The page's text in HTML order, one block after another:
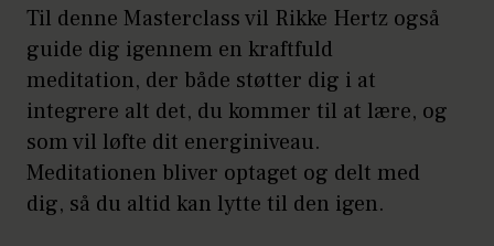
Tilmelding:Arrangementet koster
650 kroner og inkluderer også en
lækker goodiebag med ting til at
støtte din spirituelle udvikling fra
Rikke Hertz.
Tilmeld dig og læs mere på:
saloner.alt.dk
Til denne Masterclass vil Rikke Hertz også
guide dig igennem en kraftfuld
meditation, der både støtter dig i at
integrere alt det, du kommer til at lære, og
som vil løfte dit energiniveau.
Meditationen bliver optaget og delt med
dig, så du altid kan lytte til den igen.